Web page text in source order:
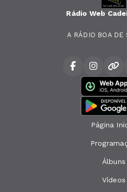
Rádio Web
A RÁDIO BOA DE
Página
Álbuns
Vídeos